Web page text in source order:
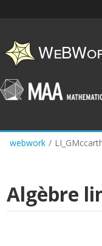
content
webwork /
Algèbre